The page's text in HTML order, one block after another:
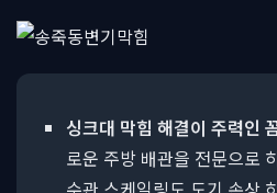
싱크대 막힘 해결이 주력인
로운 주방 배관을 전문으로